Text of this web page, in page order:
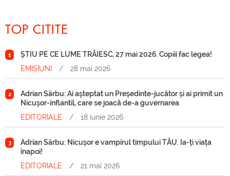
TOP CITITE
1
ȘTIU PE CE LUME TRĂIESC, 27 mai 2026. Copiii fac legea!
EMISIUNI
/ 28 mai 2026
2
Adrian Sârbu: Ai așteptat un Președinte-jucător și ai primit un
Nicușor-inflantil, care se joacă de-a guvernarea
EDITORIALE
/ 18 iunie 2026
3
Adrian Sârbu: Nicușor e vampirul timpului TĂU. Ia-ți viața
înapoi!
EDITORIALE
/ 21 mai 2026